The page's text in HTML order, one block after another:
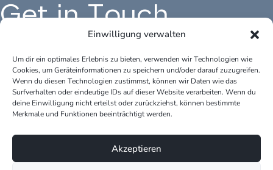
Einwilligung verwalten
Um dir ein optimales Erlebnis zu bieten, verwenden wir Technologien wie
Cookies, um Geräteinformationen zu speichern und/oder darauf zuzugreifen.
Wenn du diesen Technologien zustimmst, können wir Daten wie das
Surfverhalten oder eindeutige IDs auf dieser Website verarbeiten. Wenn du
deine Einwilligung nicht erteilst oder zurückziehst, können bestimmte
Merkmale und Funktionen beeinträchtigt werden.
Akzeptieren
Get in Touch
Büro Deutschland:
peter.krause.net
Katharina-Fischer-Platz 1
85435 Erding
Telefon: +49 170 3148109
E-Mail: info@peter-krause.net
E-